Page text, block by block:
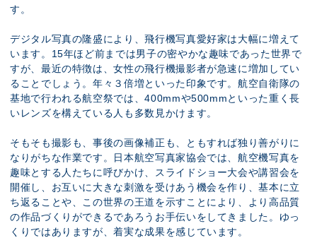
す。
デジタル写真の隆盛により、飛行機写真愛好家は大幅に増えて
います。15年ほど前までは男子の密やかな趣味であった世界で
すが、最近の特徴は、女性の飛行機撮影者が急速に増加してい
ることでしょう。年々３倍増といった印象です。航空自衛隊の
基地で行われる航空祭では、400mmや500mmといった重く長
いレンズを構えている人も多数見かけます。
そもそも撮影も、事後の画像補正も、ともすれば独り善がりに
なりがちな作業です。日本航空写真家協会では、航空機写真を
趣味とする人たちに呼びかけ、スライドショー大会や講習会を
開催し、お互いに大きな刺激を受けあう機会を作り、基本に立
ち返ることや、この世界の王道を示すことにより、より高品質
の作品づくりができるであろうお手伝いをしてきました。ゆっ
くりではありますが、着実な成果を感じています。